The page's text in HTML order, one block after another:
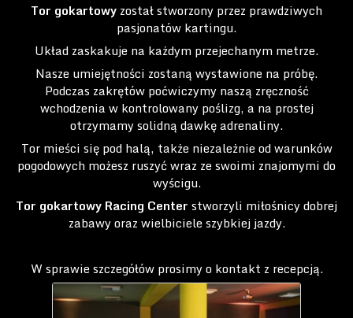
Tor gokartowy został stworzony przez prawdziwych
pasjonatów kartingu.
Układ zaskakuje na każdym przejechanym metrze.
Nasze umiejętności zostaną wystawione na próbę.
Podczas zakrętów poćwiczymy naszą zręczność
wchodzenia w kontrolowany poślizg, a na prostej
otrzymamy solidną dawkę adrenaliny.
Tor mieści się pod halą, także niezależnie od warunków
pogodowych możesz ruszyć wraz ze swoimi znajomymi do
wyścigu.
Tor gokartowy Racing Center stworzyli miłośnicy dobrej
zabawy oraz wielbiciele szybkiej jazdy.
W sprawie szczegółów prosimy o kontakt z recepcją.